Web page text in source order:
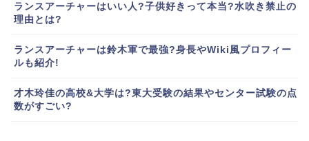
ランスアーチャーはいい人?子供好きって本当?水吹き禁止の
理由とは?
ランスアーチャーは鈴木軍で最強?身長やWiki風プロフィー
ルも紹介!
才木玲佳の高校&大学は?東大受験の結果やセンター試験の点
数がすごい?